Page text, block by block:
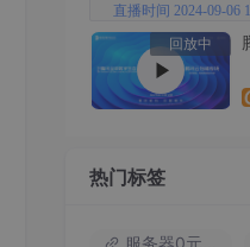
直播时间 2024-09-06
回放中
热门标签
服务器0元试用